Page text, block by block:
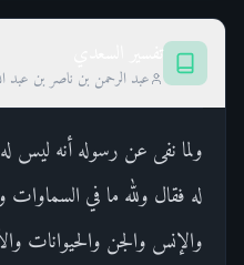
عبد الرحمن بن ناصر بن عبد
ولما نفى عن رسوله أنه ليس
له فقال ولله ما في
والإنس والجن والحيوانات